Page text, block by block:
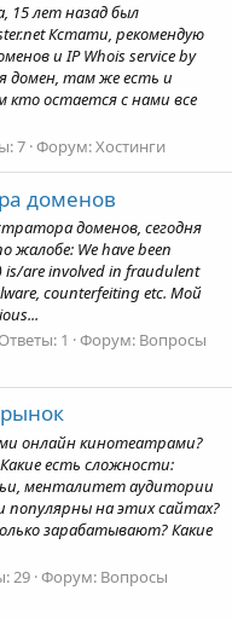
15 лет назад был
Кстати, рекомендую
и IP Whois service by
домен, там же есть и
кто остается с нами все
7 Форум:Хостинги
доменов
доменов, сегодня
жалобе: We have been
are involved in fraudulent
counterfeiting etc. Мой
Ответы: 1 Форум: Вопросы
онлайн кинотеатрами?
есть сложности:
менталитет аудитории
популярны на этих сайтах?
зарабатывают? Какие
29 Форум: Вопросы